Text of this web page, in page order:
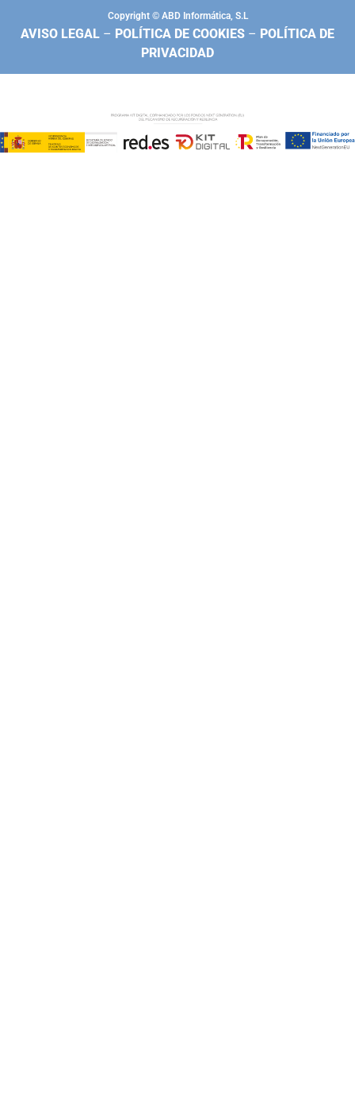
Copyright © ABD Informática, S.L
AVISO LEGAL – POLÍTICA DE COOKIES – POLÍTICA DE
PRIVACIDAD